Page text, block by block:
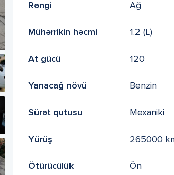
Rəngi Ağ
Mühərrikin həcmi 1.2 (L)
At gücü 120
Yanacağ növü Benzin
Sürət qutusu Mexaniki
Yürüş 265000
Ötürücülük Ön